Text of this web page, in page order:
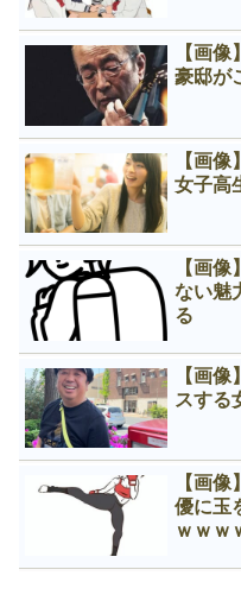
【画
豪邸が
【画
女子高
【画
ない魅
る
【画
スする
【画
優に玉
ｗｗｗ